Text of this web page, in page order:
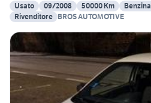
Usato
09/2008 50000 Km Benzina
Rivenditore BROS AUTOMOTIVE